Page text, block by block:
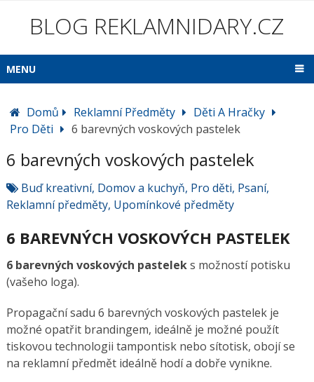
BLOG REKLAMNIDARY.CZ
MENU
Domů Reklamní Předměty
Děti A Hračky
Pro Děti
6 barevných voskových pastelek
6 barevných voskových pastelek
Buď kreativní, Domov a kuchyň, Pro děti, Psaní,
Reklamní předměty, Upomínkové předměty
6 BAREVNÝCH VOSKOVÝCH PASTELEK
6 barevných voskových pasteleks možností potisku
(vašeho loga).
Propagační sadu 6 barevných voskových pastelek je
možné opatřit brandingem, ideálně je možné použít
tiskovou technologii tampontisk nebo sítotisk, obojí se
na reklamní předmět ideálně hodí a dobře vynikne.